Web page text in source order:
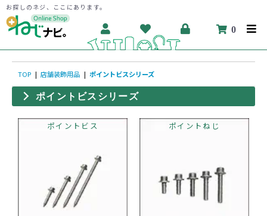
お探しのネジ、ここにあります。
0
TOP | 店舗装飾用品 | ポイントビスシリーズ
ポイントビスシリーズ
ポイントビス ポイントねじ